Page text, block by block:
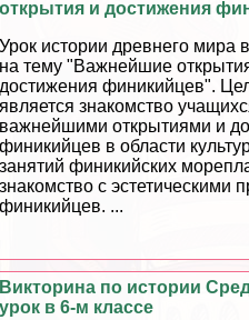
открытия и достижения
Урок истории древнего мира
на тему "Важнейшие
достижения финикийцев".
является знакомство
важнейшими открытиями и
финикийцев в области
занятий финикийских
знакомство с эстетическими
финикийцев. ...
Викторина по истории
урок в 6-м классе